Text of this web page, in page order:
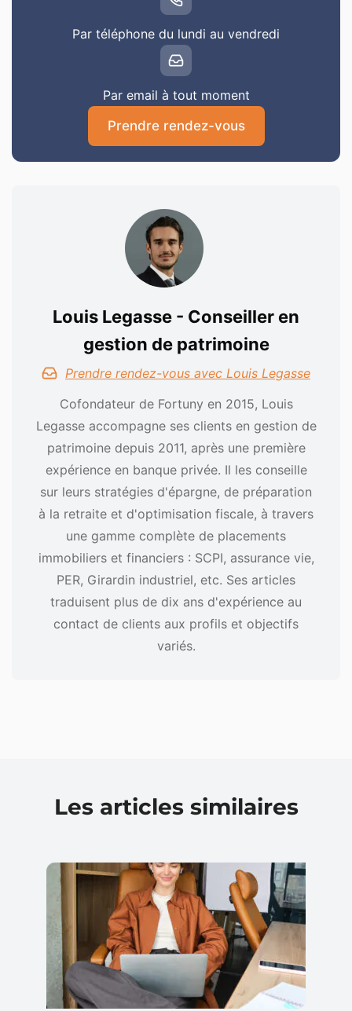
Par téléphone du lundi au vendredi
Par email à tout moment
Prendre rendez-vous
Louis Legasse - Conseiller en
gestion de patrimoine
Prendre rendez-vous avec Louis Legasse
Cofondateur de Fortuny en 2015, Louis
Legasse accompagne ses clients en gestion de
patrimoine depuis 2011, après une première
expérience en banque privée. Il les conseille
sur leurs stratégies d'épargne, de préparation
à la retraite et d'optimisation fiscale, à travers
une gamme complète de placements
immobiliers et financiers : SCPI, assurance vie,
PER, Girardin industriel, etc. Ses articles
traduisent plus de dix ans d'expérience au
contact de clients aux profils et objectifs
variés.
Les articles similaires